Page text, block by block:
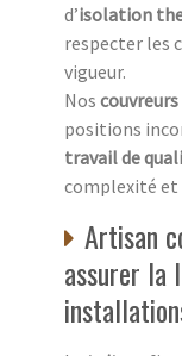
d’isolation
respecter les
vigueur.
Nos couvreurs
positions
travail de
complexité et
Artisan
assurer la